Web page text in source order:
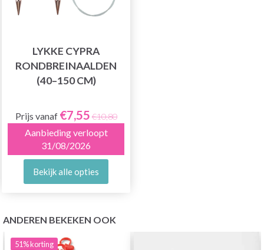
LYKKE CYPRA
RONDBREINAALDEN
(40–150 CM)
Prijs vanaf €7,55 €10,80
Aanbieding verloopt
31/08/2026
Bekijk alle opties
ANDEREN BEKEKEN OOK
51%korting